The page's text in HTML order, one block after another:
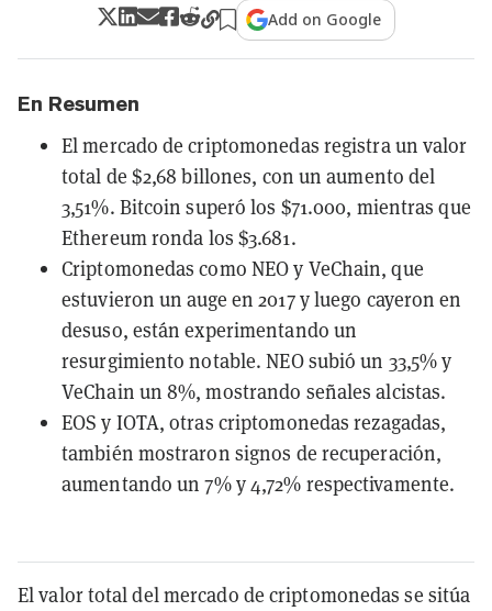
Add on Google
En Resumen
El mercado de criptomonedas registra un valor
total de $2,68 billones, con un aumento del
3,51%. Bitcoin superó los $71.000, mientras que
Ethereum ronda los $3.681.
Criptomonedas como NEO y VeChain, que
estuvieron un auge en 2017 y luego cayeron en
desuso, están experimentando un
resurgimiento notable. NEO subió un 33,5% y
VeChain un 8%, mostrando señales alcistas.
EOS y IOTA, otras criptomonedas rezagadas,
también mostraron signos de recuperación,
aumentando un 7% y 4,72% respectivamente.
El valor total del mercado de criptomonedas se sitúa